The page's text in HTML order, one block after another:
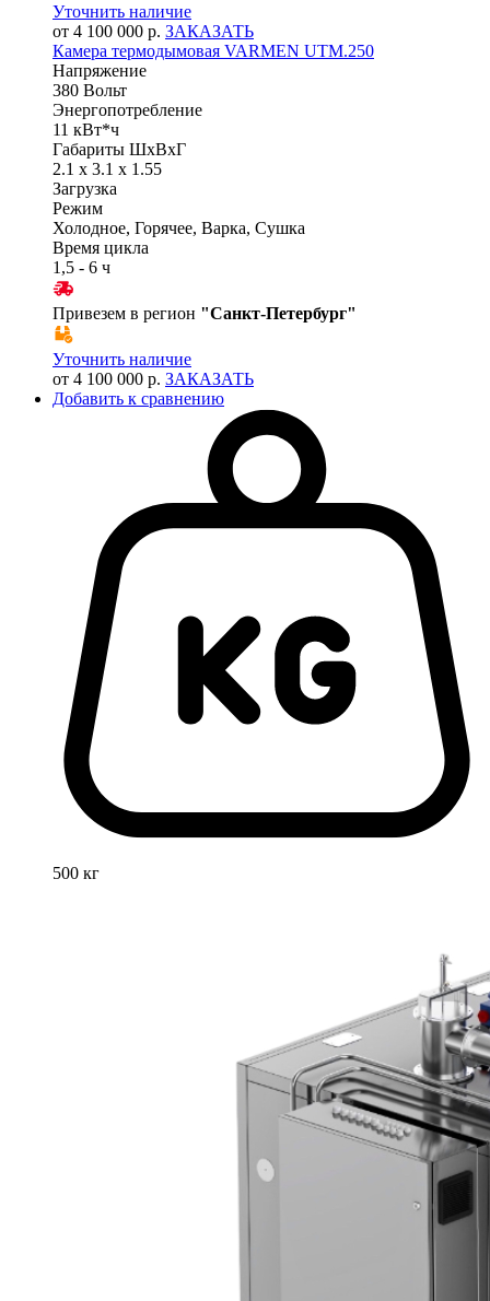
Уточнить наличие
от 4 100 000 р. ЗАКАЗАТЬ
Камера термодымовая VARMEN UTM.250
Напряжение
380 Вольт
Энергопотребление
11 кВт*ч
Габариты ШхВхГ
2.1 x 3.1 x 1.55
Загрузка
Режим
Холодное, Горячее, Варка, Сушка
Время цикла
1,5 - 6 ч
Привезем в регион "Санкт-Петербург"
Уточнить наличие
от 4 100 000 р. ЗАКАЗАТЬ
Добавить к сравнению
500 кг